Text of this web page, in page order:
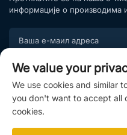
информације о производима
Придружите се нашој листи
ексклузивним понудама и
We value your
We use cookies and similar
you don't want to accept all
cookies.